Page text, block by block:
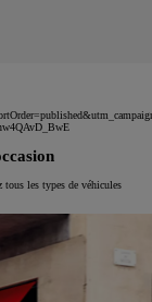
tous les types de véhicules